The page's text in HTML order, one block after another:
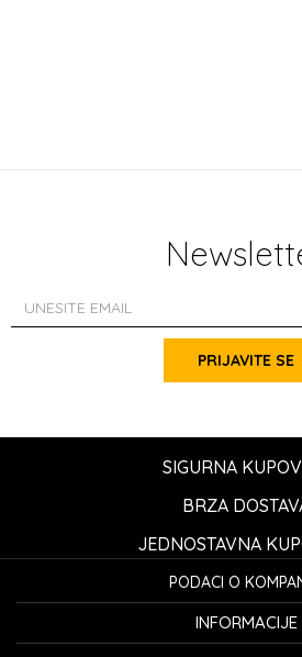
PRIJAVITE SE
SIGURNA
BRZA
JEDNOSTAVNA
PODACI O
K...G... Fashion
INFORMACIJE